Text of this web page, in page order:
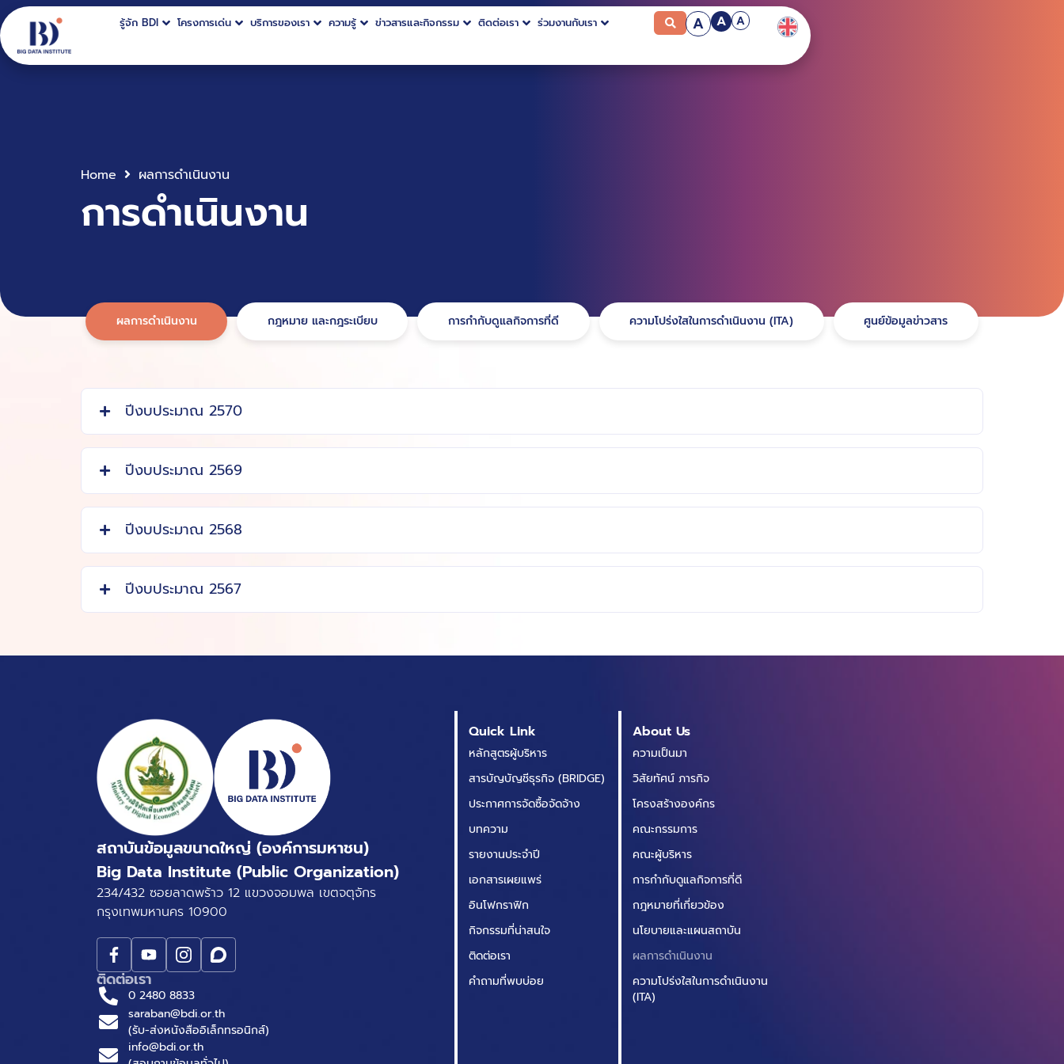
รู้จัก BDI โครงการเด่น บริการของเรา ความรู้ ข่าวสารและกิจกรรม ติดต่อเรา ร่วมงานกับเรา A A A
Home ผลการดำเนินงาน
การดำเนินงาน
ผลการดำเนินงาน กฎหมาย และกฎระเบียบ การกำกับดูแลกิจการที่ดี ความโปร่งใสในการดำเนินงาน (ITA) ศูนย์ข้อมูลข่าวสาร
ปีงบประมาณ 2570
ปีงบประมาณ 2569
ปีงบประมาณ 2568
ปีงบประมาณ 2567
สถาบันข้อมูลขนาดใหญ่ (องค์การมหาชน)
Big Data Institute (Public Organization)
234/432 ซอยลาดพร้าว 12 แขวงจอมพล เขตจตุจักร
กรุงเทพมหานคร 10900
ติดต่อเรา
0 2480 8833
saraban@bdi.or.th
(รับ-ส่งหนังสืออิเล็กทรอนิกส์)
info@bdi.or.th
Quick Link
หลักสูตรผู้บริหาร
สารบัญบัญชีธุรกิจ (BRIDGE)
ประกาศการจัดซื้อจัดจ้าง
บทความ
รายงานประจำปี
เอกสารเผยแพร่
อินโฟกราฟิก
กิจกรรมที่น่าสนใจ
ติดต่อเรา
คำถามที่พบบ่อย
About Us
ความเป็นมา
วิสัยทัศน์ ภารกิจ
โครงสร้างองค์กร
คณะกรรมการ
คณะผู้บริหาร
การกำกับดูแลกิจการที่ดี
กฎหมายที่เกี่ยวข้อง
นโยบายและแผนสถาบัน
ผลการดำเนินงาน
ความโปร่งใสในการดำเนินงาน
(ITA)